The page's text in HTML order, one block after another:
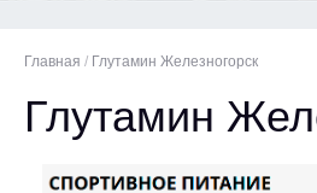
Главная / Глутамин Железногорск
Глутамин